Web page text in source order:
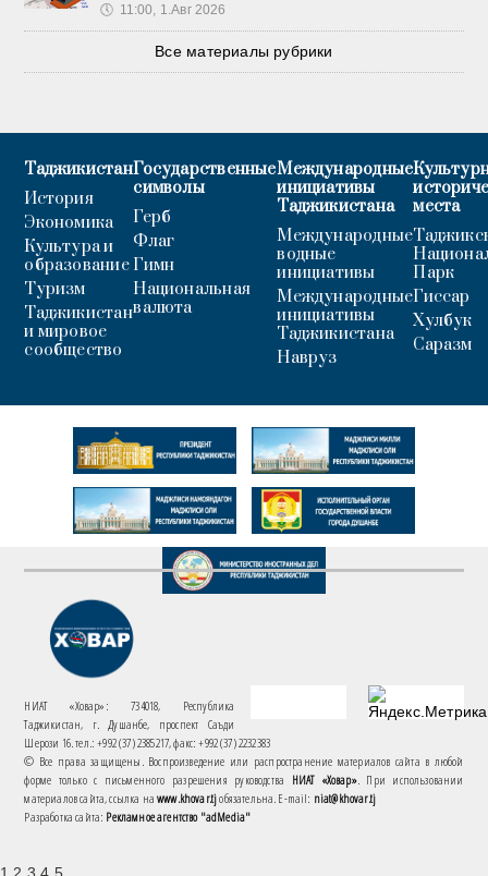
🕔 11:00, 1.Авг 2026
Все материалы рубрики
Таджикистан
История
Экономика
Культура и
образование
Туризм
Таджикистан
и мировое
сообщество
Государственные
символы
Герб
Флаг
Гимн
Национальная
валюта
Международные
инициативы
Таджикистана
Международные
водные
инициативы
Международные
инициативы
Таджикистана
Навруз
места
Парк
Гиссар
Хулбук
Саразм
НИАТ «Ховар»: 734018, Республика
Таджикистан, г. Душанбе, проспект Саъди
Шерози 16. тел.: +992 (37) 2385217, факс: +992 (37) 2232383
© Все права защищены. Воспроизведение или распространение материалов сайта в любой
форме только с письменного разрешения руководства НИАТ «Ховар». При использовании
материалов сайта, ссылка наwww.khovar.tjобязательна. E-mail: niat@khovar.tj
Разработка сайта: Рекламное агентство "adMedia"